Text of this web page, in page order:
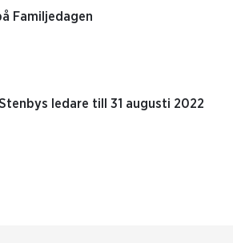
Familjedagen
ledare till 31 augusti 2022